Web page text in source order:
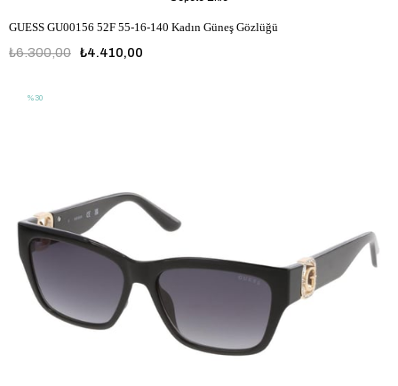
GUESS GU00156 52F 55-16-140 Kadın Güneş Gözlüğü
₺4.410,00
₺6.300,00
%30